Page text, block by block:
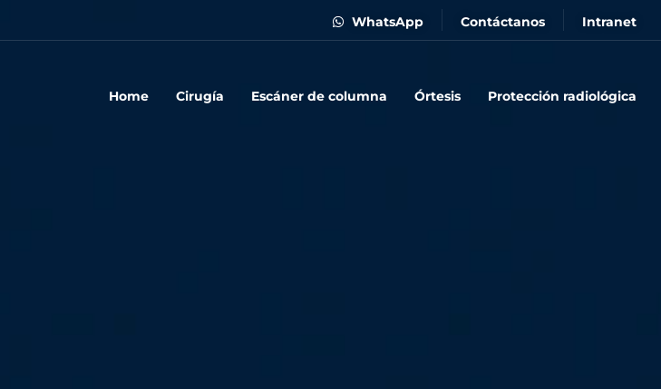
WhatsApp Contáctanos Intranet
Home Cirugía Escáner de columna Órtesis Protección radiológica